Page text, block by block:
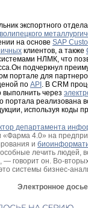
экспортного
на основе SAP
клиентов, а также
НЛМК, что
подчеркнул
портале для
по API . В CRM
через
портала реализована
используя коды
департамента
«Фарма 4.0» на
и
лечить людей,
говорит он. Во-
системы бизнес-
Электронное